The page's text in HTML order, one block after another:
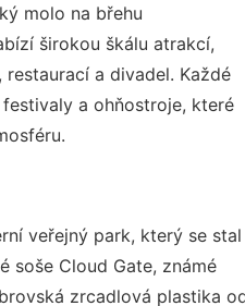
molo na břehu
širokou škálu atrakcí,
a divadel. Každé
a ohňostroje, které
veřejný park, který se stal
soše Cloud Gate, známé
zrcadlová plastika